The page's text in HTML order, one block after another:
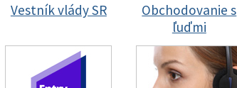
Vestník vlády SR
Obchodovanie s
ľuďmi